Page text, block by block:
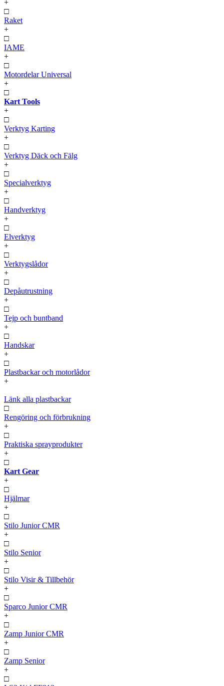
+
□
Raket
+
□
IAME
+
□
Motordelar Universal
+
□
Kart Tools
+
□
Verktyg Karting
+
□
Verktyg Däck och Fälg
+
□
Specialverktyg
+
□
Handverktyg
+
□
Elverktyg
+
□
Verktygslådor
+
□
Depåutrustning
+
□
Tejp och buntband
+
□
Handskar
+
□
Plastbackar och motorlådor
+
Länk alla plastbackar
□
Rengöring och förbrukning
+
□
Praktiska sprayprodukter
+
□
Kart Gear
+
□
Hjälmar
+
□
Stilo Junior CMR
+
□
Stilo Senior
+
□
Stilo Visir & Tillbehör
+
□
Sparco Junior CMR
+
□
Zamp Junior CMR
+
□
Zamp Senior
+
□